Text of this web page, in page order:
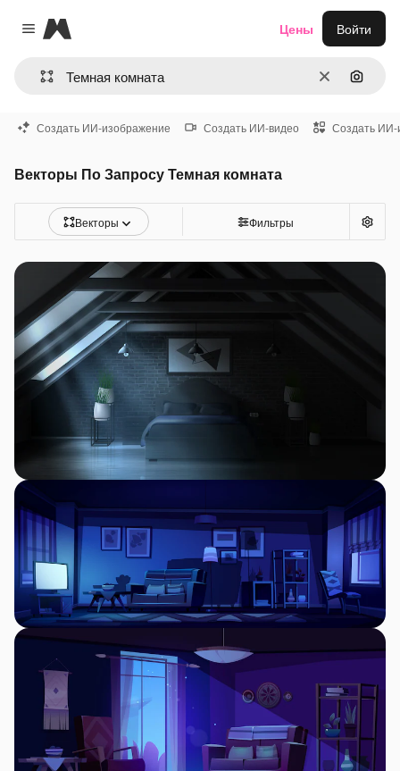
Close menu
Magnific
ОчиститьПоиск
Цены Войти
Создать ИИ-изображение Создать ИИ-видео Создать ИИ-
Векторы По Запросу Темная комната
Векторы Фильтры